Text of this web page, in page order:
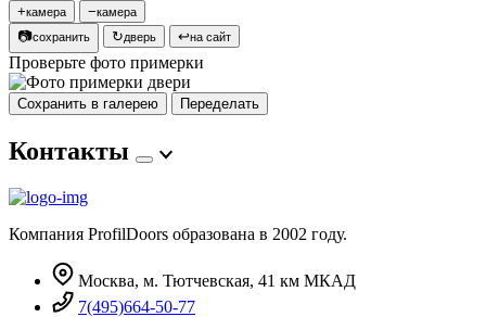
+камера −камера
📷сохранить ↻дверь ↩на сайт
Проверьте фото примерки
Сохранить в галерею Переделать
Контакты
Компания ProfilDoors образована в 2002 году.
Москва, м. Тютчевская, 41 км МКАД
7(495)664-50-77